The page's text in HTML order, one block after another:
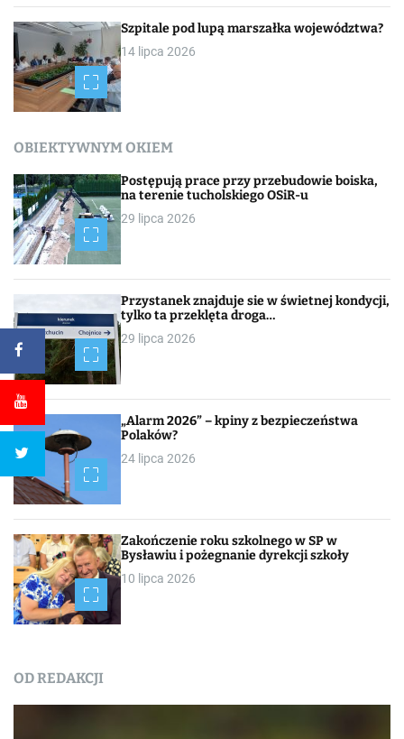
Szpitale pod lupą marszałka województwa?
14 lipca 2026
OBIEKTYWNYM OKIEM
Postępują prace przy przebudowie boiska,
na terenie tucholskiego OSiR-u
29 lipca 2026
Przystanek znajduje sie w świetnej kondycji,
tylko ta przeklęta droga…
29 lipca 2026
„Alarm 2026” – kpiny z bezpieczeństwa
Polaków?
24 lipca 2026
Zakończenie roku szkolnego w SP w
Bysławiu i pożegnanie dyrekcji szkoły
10 lipca 2026
OD REDAKCJI